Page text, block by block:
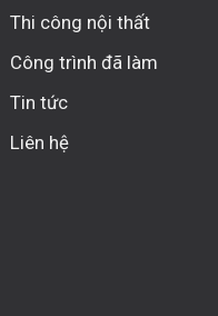
Thi công nội thất
Công trình đã làm
Tin tức
Liên hệ